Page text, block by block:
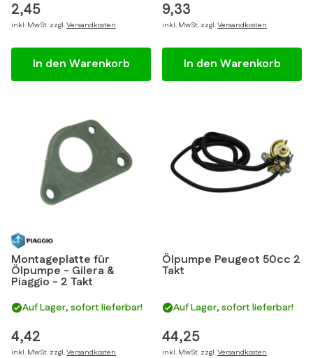
2,45
inkl. MwSt. zzgl.Versandkosten
In den Warenkorb
9,33
inkl. MwSt. zzgl.Versandkosten
In den Warenkorb
Montageplatte für
Ölpumpe - Gilera &
Piaggio - 2 Takt
Auf Lager, sofort lieferbar!
4,42
inkl. MwSt. zzgl.Versandkosten
Ölpumpe Peugeot 50cc 2
Takt
Auf Lager, sofort lieferbar!
44,25
inkl. MwSt. zzgl.Versandkosten